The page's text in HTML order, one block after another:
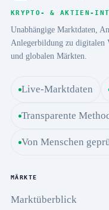
KRYPTO- & AKTIEN-
Unabhängige Marktdaten,
Anlegerbildung zu digitalen
und globalen Märkten.
Live-Marktdaten
Transparente
Von Menschen
MÄRKTE
Marktüberblick